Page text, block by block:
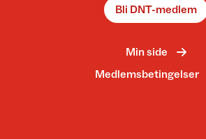
Bli DNT-medlem
Min side
Medlemsbetingelser